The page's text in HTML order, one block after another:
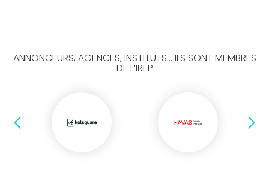
ANNONCEURS, AGENCES, INSTITUTS... ILS SONT MEMBRES
DE L’IREP
Précédent